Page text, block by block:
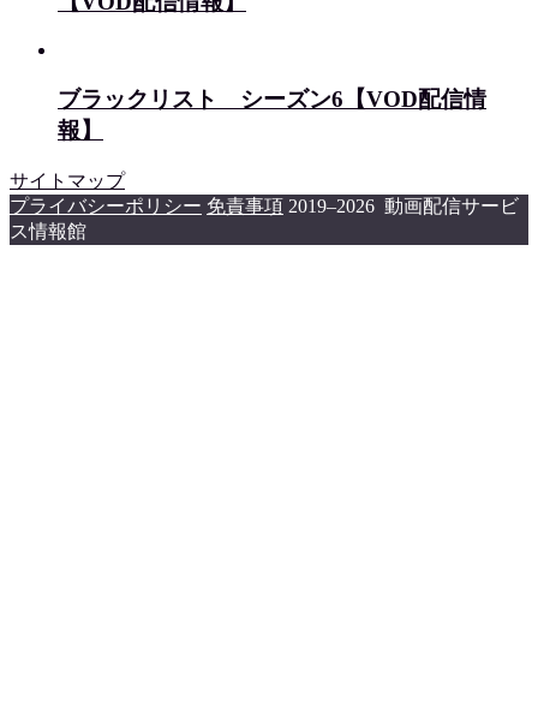
ブラックリスト シーズン6【VOD配信情
報】
サイトマップ
プライバシーポリシー 免責事項 2019–2026 動画配信サービ
ス情報館